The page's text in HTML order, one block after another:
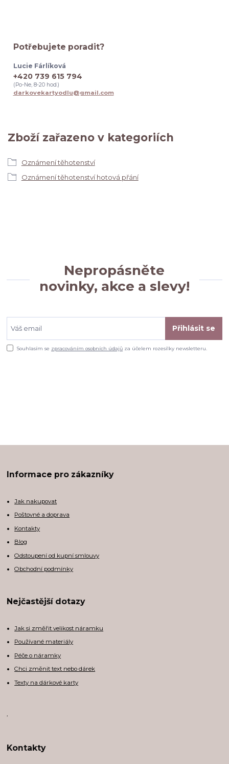
Zboží zařazeno v kategoriích
Oznámení těhotenství
Oznámení těhotenství hotová přání
Potřebujete poradit?
Lucie Fárlíková
+420 739 615 794
(Po-Ne, 8-20 hod.)
darkovekartyodlu@gmail.com
Nepropásněte
novinky, akce a slevy!
Přihlásit se
Souhlasím se zpracováním osobních údajů za účelem rozesílky newsletteru.
Informace pro zákazníky
Jak nakupovat
Poštovné a doprava
Kontakty
Blog
Odstoupení od kupní smlouvy
Obchodní podmínky
Nejčastější dotazy
Jak si změřit velikost náramku
Používané materiály
Péče o náramky
Chci změnit text nebo dárek
Texty na dárkové karty
,
Kontakty